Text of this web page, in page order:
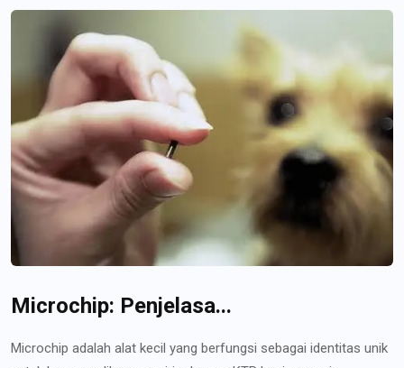
Microchip: Penjelasa...
Microchip adalah alat kecil yang berfungsi sebagai identitas unik